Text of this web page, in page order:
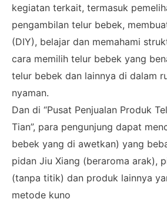
kegiatan terkait, termasuk
pengambilan telur bebek,
(DIY), belajar dan memahami
cara memilih telur bebek yang
telur bebek dan lainnya di dalam
nyaman.
Dan di “Pusat Penjualan Produk
Tian”, para pengunjung dapat
bebek yang di awetkan) yang
pidan Jiu Xiang (beraroma arak),
(tanpa titik) dan produk lainnya
metode kuno